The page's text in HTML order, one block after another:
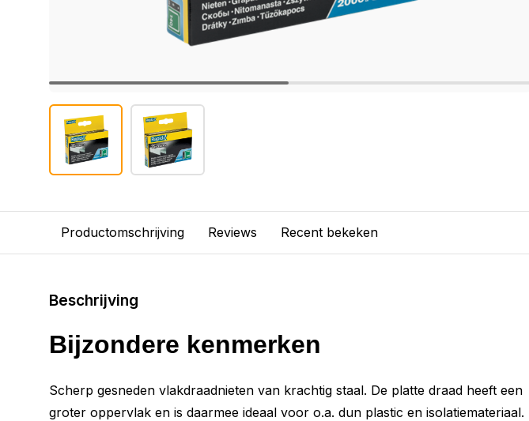
Productomschrijving Reviews Recent bekeken
Beschrijving
Bijzondere kenmerken
Scherp gesneden vlakdraadnieten van krachtig staal. De platte draad heeft een
groter oppervlak en is daarmee ideaal voor o.a. dun plastic en isolatiemateriaal.